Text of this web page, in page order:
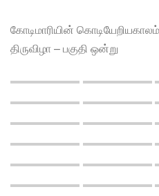
கோடிமாரியின்
திருவிழா – பகுதி ஒன்று